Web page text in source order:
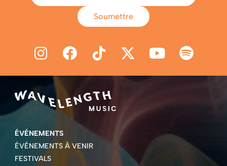
Soumettre
ÉVÉNEMENTS
ÉVÉNEMENTS À VENIR
FESTIVALS